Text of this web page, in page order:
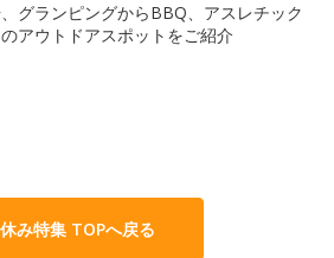
グランピングからBBQ、アスレチック
アウトドアスポットをご紹介
み特集 TOPへ戻る